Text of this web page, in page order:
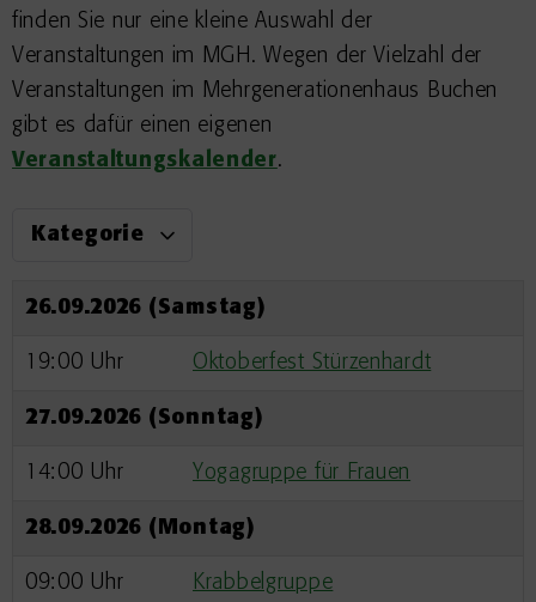
finden Sie nur eine kleine Auswahl der
Veranstaltungen im MGH. Wegen der Vielzahl der
Veranstaltungen im Mehrgenerationenhaus Buchen
gibt es dafür einen eigenen
Veranstaltungskalender.
Kategorie
26.09.2026 (Samstag)
19:00 Uhr Oktoberfest Stürzenhardt
27.09.2026 (Sonntag)
14:00 Uhr Yogagruppe für Frauen
28.09.2026 (Montag)
09:00 Uhr Krabbelgruppe